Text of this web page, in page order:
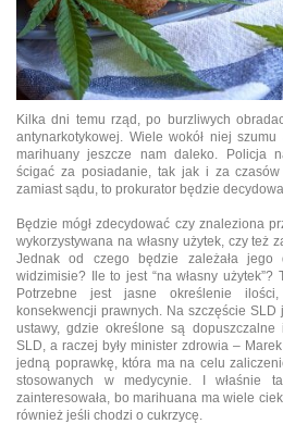
Kilka dni temu rząd, po burzliwych
antynarkotykowej. Wiele wokół niej
marihuany jeszcze nam daleko. Policja
ścigać za posiadanie, tak jak i za
zamiast sądu, to prokurator będzie
Będzie mógł zdecydować czy znaleziona
wykorzystywana na własny użytek, czy też
Jednak od czego będzie zależała jego
widzimisie? Ile to jest “na własny
Potrzebne jest jasne określenie
konsekwencji prawnych. Na szczęście SLD
ustawy, gdzie określone są dopuszczalne
SLD, a raczej były minister zdrowia –
jedną poprawkę, która ma na celu
stosowanych w medycynie. I właśnie
zainteresowała, bo marihuana ma wiele
również jeśli chodzi o cukrzycę.